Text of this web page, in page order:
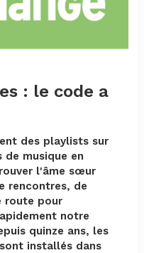
: le code a
des playlists sur
musique en
l'âme sœur
rencontres, de
route pour
notre
quinze ans, les
installés dans